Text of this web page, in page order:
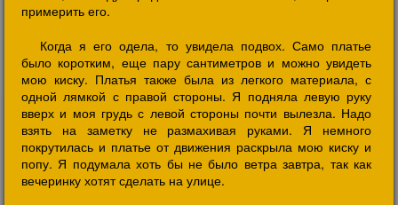
примерить его.
Когда я его одела, то увидела подвох. Само платье
было коротким, еще пару сантиметров и можно увидеть
мою киску. Платья также была из легкого материала, с
одной лямкой с правой стороны. Я подняла левую руку
вверх и моя грудь с левой стороны почти вылезла. Надо
взять на заметку не размахивая руками. Я немного
покрутилась и платье от движения раскрыла мою киску и
попу. Я подумала хоть бы не было ветра завтра, так как
вечеринку хотят сделать на улице.